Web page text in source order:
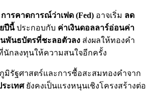
การคาดการณ์ว่าเฟด (Fed) อาจเริ่ม ลด
ปีนี้ประกอบกับ ค่าเงินดอลลาร์อ่อนค่า
พันธบัตรที่ชะลอตัวลง ส่งผลให้ทองคำ
นักลงทุนให้ความสนใจอีกครั้ง
มิรัฐศาสตร์และการซื้อสะสมทองคำจาก
ะเทศยังคงเป็นแรงหนุนเชิงโครงสร้างต่อ